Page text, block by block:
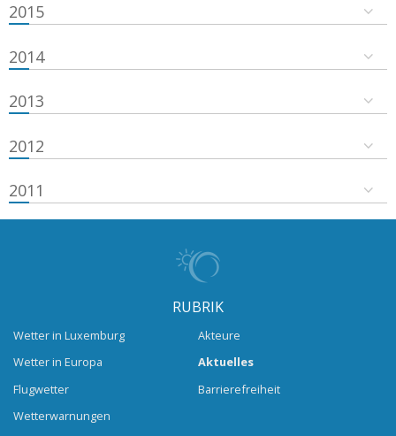
2015
2014
2013
2012
2011
RUBRIK
Wetter in Luxemburg
Wetter in Europa
Flugwetter
Wetterwarnungen
Akteure
Aktuelles
Barrierefreiheit